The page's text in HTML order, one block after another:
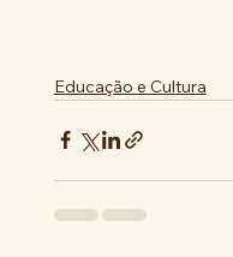
Educação e Cultura